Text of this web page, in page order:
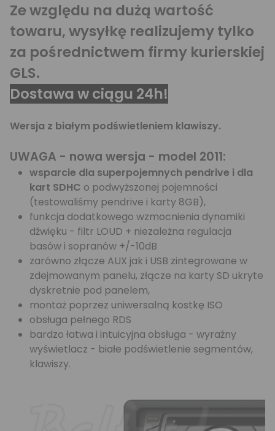
Ze względu na dużą wartość
towaru, wysyłkę realizujemy tylko
za pośrednictwem firmy kurierskiej
GLS.
Dostawa w ciągu 24h!
Wersja z białym podświetleniem klawiszy.
UWAGA - nowa wersja - model 2011:
wsparcie dla superpojemnych pendrive i dla
kart SDHC o podwyższonej pojemności
(testowaliśmy pendrive i karty 8GB),
funkcja dodatkowego wzmocnienia dynamiki
dźwięku - filtr LOUD + niezależna regulacja
basów i sopranów +/-10dB
zarówno złącze AUX jak i USB zintegrowane w
zdejmowanym panelu, złącze na karty SD ukryte
dyskretnie pod panelem,
montaż poprzez uniwersalną kostkę ISO
obsługa pełnego RDS
bardzo łatwa i intuicyjna obsługa - wyraźny
wyświetlacz - białe podświetlenie segmentów,
klawiszy.